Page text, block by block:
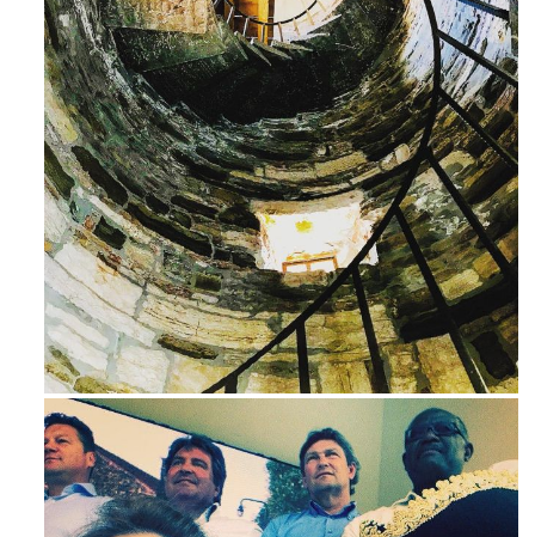
Ago 3